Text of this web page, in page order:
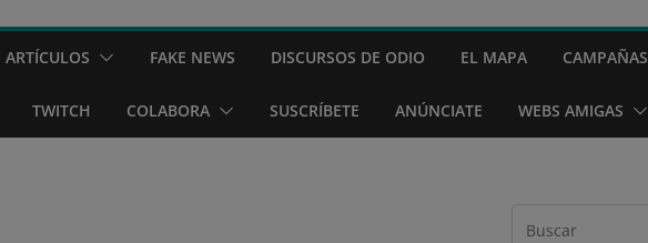
ARTÍCULOS FAKE NEWS DISCURSOS DE ODIO EL MAPA CAMPAÑAS
TWITCH COLABORA SUSCRÍBETE ANÚNCIATE WEBS AMIGAS